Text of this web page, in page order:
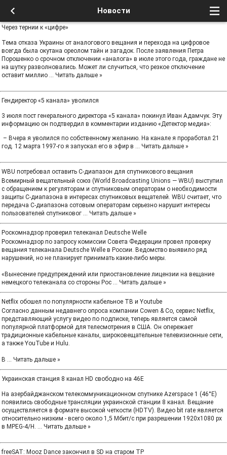
Новости
Через тернии к «цифре»
Тема отказа Украины от аналогового вещания и перехода на цифровое
всегда была окутана ореолом тайн и загадок. После заявления Петра
Порошенко о срочном отключении «аналога» в июле этого года, граждане не
на шутку разволновались. Может ли случиться, что резкое отключение
оставит миллио ... Читать дальше »
Гендиректор «5 канала» уволился
3 июля пост генерального директора «5 канала» покинул Иван Адамчук. Эту
информацию он подтвердил в комментарии изданию «Детектор медиа»:
– Вчера я уволился по собственному желанию. На канале я проработал 21
год. 12 марта 1997-го я запускал его в эфир в ... Читать дальше »
WBU потребовал оставить С-диапазон для спутникового вещания
Всемирный вещательный союз (World Broadcasting Unions — WBU) выступил
с обращением к регуляторам и спутниковым операторам о необходимости
защиты С-диапазона в интересах спутниковых вещателей. WBU считает, что
передача C-диапазона сотовым операторам серьезно нарушит интересы
пользователей спутниковог ... Читать дальше »
Роскомнадзор проверил телеканал Deutsche Welle
Роскомнадзор по запросу комиссии Совета Федерации провел проверку
вещания телеканала Deutsche Welle в России. Ведомство выявило ряд
нарушений, но не планирует принимать какие-либо меры.
«Вынесение предупреждений или приостановление лицензии на вещание
немецкого телеканала со стороны Рос ... Читать дальше »
Netflix обошел по популярности кабельное ТВ и Youtube
Согласно данным недавнего опроса компании Cowen & Co, сервис Netflix,
представляющий услугу видео по подписке, теперь является самой
популярной платформой для телесмотрения в США. Он опережает
традиционные кабельные каналы, широковещательные телевизионные сети,
а также YouTube и Hulu.
В ... Читать дальше »
Украинская станция 8 канал HD свободно на 46E
На азербайджанском телекоммуникационном спутнике Azerspace 1 (46°E)
появились свободные трансляции украинской станции 8 канал. Вещание
осуществляется в формате высокой четкости (HDTV). Видео bit rate является
относительно низким - всего около 1,5 Мбит/с при разрешении 1920x1080 px
в MPEG-4/H. ... Читать дальше »
freeSAT: Mooz Dance закончил в SD на старом TP